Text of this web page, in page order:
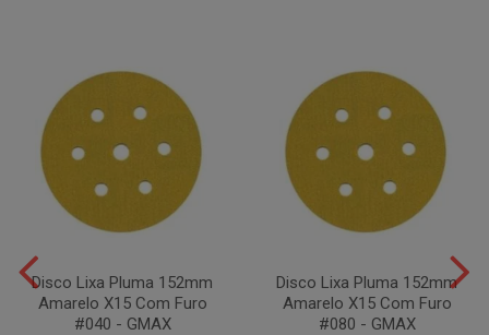
Disco Lixa Pluma 152mm
Amarelo X15 Com Furo
#040 - GMAX
Disco Lixa Pluma 152mm
Amarelo X15 Com Furo
#080 - GMAX